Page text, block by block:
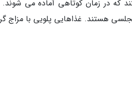
که در زمان کوتاهی آماده می شوند.
هستند. غذاهایی پلویی با مزاج